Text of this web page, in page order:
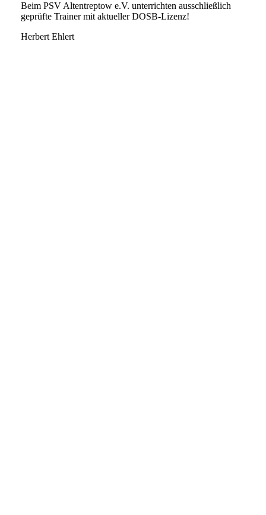
Beim PSV Altentreptow e.V. unterrichten ausschließlich
geprüfte Trainer mit aktueller DOSB-Lizenz!
Herbert Ehlert